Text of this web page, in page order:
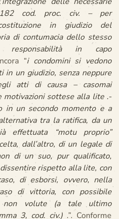
cod. proc. civ. – per
in giudizio del
di contumacia dello stesso
responsabilità in capo
“i condomini si vedono
in un giudizio, senza neppure
atti di causa – casomai
motivazioni sottese alla lite .-
in un secondo momento e a
tra la ratifica, da un
effettuata “motu proprio”
dall’altro, di un legale di
di un suo, pur qualificato,
rispetto alla lite, con
di esborsi, ovvero, nella
di vittoria, con possibile
non volute (a tale ultimo
3, cod. civ.) .”. Conforme